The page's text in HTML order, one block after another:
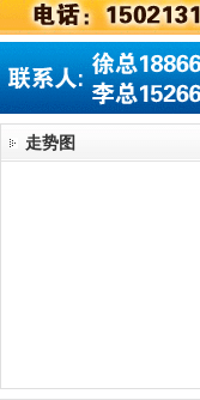
走势图